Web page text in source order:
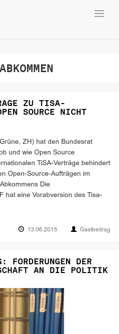
ZU TISA-
SOURCE NICHT
ZH) hat den Bundesrat
und wie Open Source
TiSA-Verträge behindert
Open-Source-Aufträgen im
Die
hat eine Vorabversion des Tisa-
13.06.2015 Gastbeitrag
FORDERUNGEN DER
AN DIE POLITIK